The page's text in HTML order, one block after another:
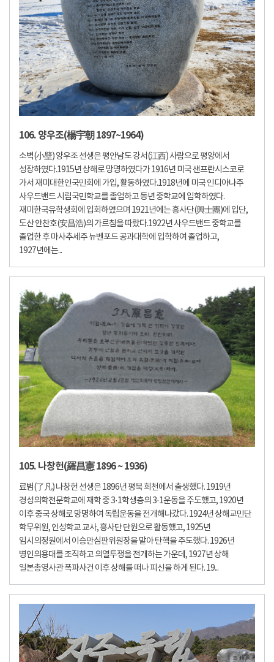
106. 양우조(楊宇朝 1897~1964)
소벽(小壁) 양우조 선생은 평안남도 강서(江西) 사람으로 평양에서
성장하였다.1915년 상해로 망명하였다가 1916년 미국 샌프란시스코로
가서 재미대한인국민회에 가입, 활동하였다.1918년에 미국 인디아나주
사우드밴드 시립국민학교를 졸업하고 동년 중학교에 입학하였다.
재미한국유학생회에 입회하였으며 1921년에는 흥사단(興士團)에 입단,
도산 안찬호(安昌浩)의 가르침을 따랐다.1922년 사우드밴드 중학교를
졸업한 후 마사추세주 뉴벤포드 공과대학에 입학하여 졸업하고,
1927년에는...
105. 나창헌(羅昌憲 1896 ~ 1936)
료범(了凡) 나창헌 선생은 1896년 평북 희천에서 출생했다. 1919년
경성의학전문학교에 재학 중 3·1학생층의 3·1운동을 주도했고, 1920년
이후 중국 상해로 망명하여 독립운동을 전개해나갔다. 1924년 상해교민단
학무위원, 인성학교 교사, 흥사단 단원으로 활동했고, 1925년
임시의정원에서 이승만심판위원장을 맡아 탄핵을 주도했다. 1926년
병인의용대를 조직하고 의열투쟁을 전개하는 가운데, 1927년 상해
일본총영사관 폭파사건 이후 상해를 떠나 피신을 하게 된다. 19...